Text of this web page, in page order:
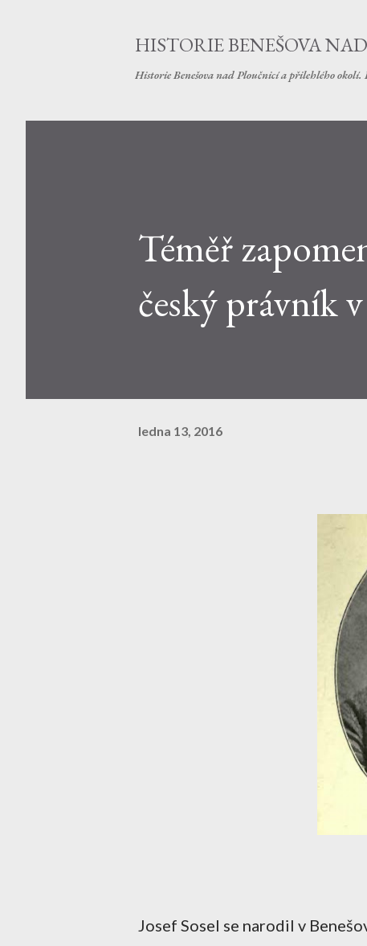
HISTORIE BENEŠOVA
Historie Benešova nad Ploučnicí a přilehlého
Téměř
český právník
ledna 13, 2016
Josef Sosel se narodil v